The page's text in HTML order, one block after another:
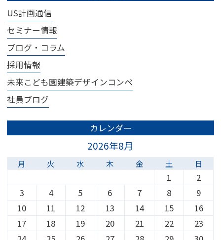
US計画通信
セミナー情報
ブログ・コラム
採用情報
未来こども園建築デザインコンペ
社員ブログ
カレンダー
2026年8月
月 火 水 木 金 土 日
1
2
3
4 5 6 7 8
9
10
11 12 13 14 15
16
17
18 19 20 21 22
23